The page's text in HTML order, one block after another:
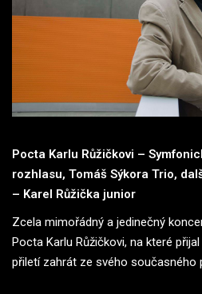
Pocta Karlu Růžičkovi –
rozhlasu, Tomáš Sýkora Trio,
– Karel Růžička junior
Zcela mimořádný a jedinečný
Pocta Karlu Růžičkovi, na které
přiletí zahrát ze svého současného